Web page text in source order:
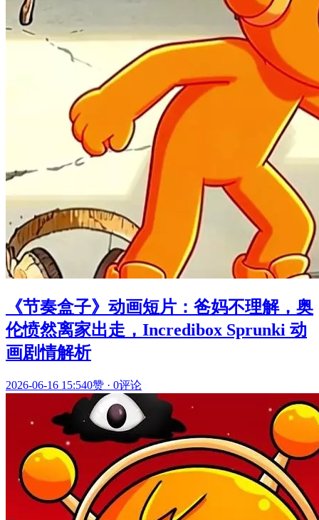
《节奏盒子》动画短片：爸妈不理解，奥
伦愤然离家出走，Incredibox Sprunki 动
画剧情解析
2026-06-16 15:540赞 · 0评论